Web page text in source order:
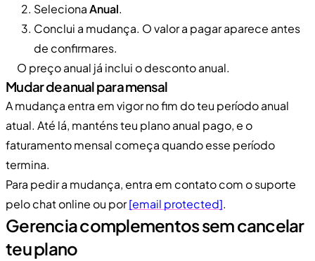
SelecionaAnual.
Conclui a mudança. O valor a pagar aparece antes
de confirmares.
O preço anual já inclui o desconto anual.
Mudar de anual para mensal
A mudança entra em vigor no fim do teu período anual
atual. Até lá, manténs teu plano anual pago, e o
faturamento mensal começa quando esse período
termina.
Para pedir a mudança, entra em contato com o suporte
pelo chat online ou por[email protected].
Gerencia complementos sem cancelar
teu plano